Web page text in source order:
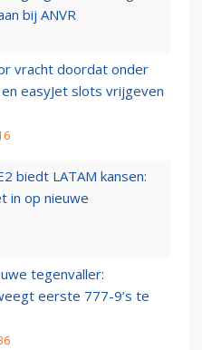
bij ANVR
vracht doordat onder
easyJet slots vrijgeven
biedt LATAM kansen:
in op nieuwe
tegenvaller:
eerste 777-9’s te